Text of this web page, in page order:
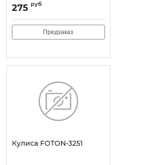
275 руб
Предзаказ
Кулиса FOTON-3251